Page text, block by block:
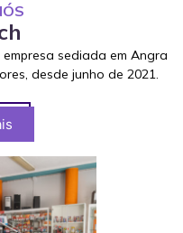
empresa sediada em Angra
desde junho de 2021.